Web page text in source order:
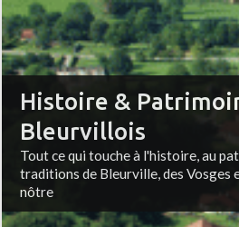
Histoire &
Bleurvillois
Tout ce qui touche à l'histoire, au
traditions de Bleurville, des Vosges
nôtre